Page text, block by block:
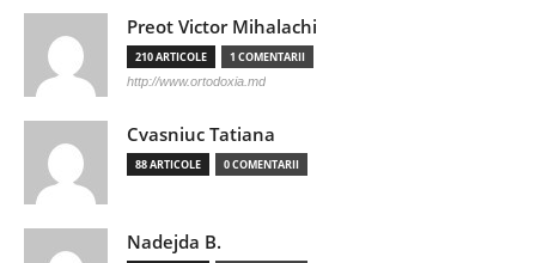
Preot Victor Mihalachi
210 ARTICOLE 1 COMENTARII
http://www.ortodoxia.md
Cvasniuc Tatiana
88 ARTICOLE 0 COMENTARII
Nadejda B.